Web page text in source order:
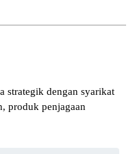
strategik dengan syarikat
produk penjagaan